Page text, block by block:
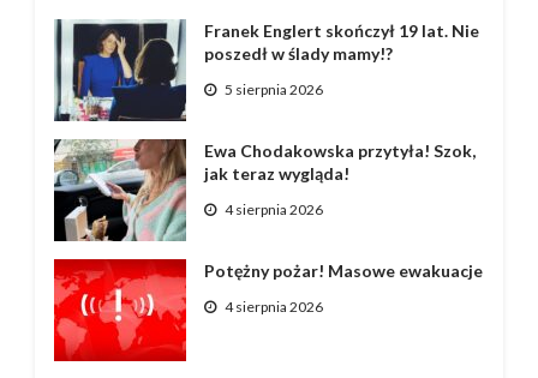
Franek Englert skończył 19 lat. Nie
poszedł w ślady mamy!?
5 sierpnia 2026
Ewa Chodakowska przytyła! Szok,
jak teraz wygląda!
4 sierpnia 2026
Potężny pożar! Masowe ewakuacje
4 sierpnia 2026